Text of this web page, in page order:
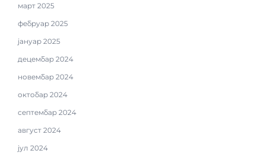
март 2025
фебруар 2025
јануар 2025
децембар 2024
новембар 2024
октобар 2024
септембар 2024
август 2024
јул 2024